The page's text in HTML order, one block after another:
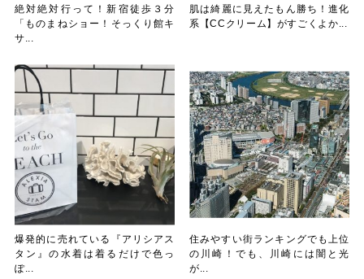
絶対絶対行って！新宿徒歩３分
「ものまねショー！そっくり館キ
サ...
肌は綺麗に見えたもん勝ち！進化
系【CCクリーム】がすごくよか...
爆発的に売れている『アリシアス
タン』の水着は着るだけで色っ
ぽ...
住みやすい街ランキングでも上位
の川崎！でも、川崎には闇と光
が...